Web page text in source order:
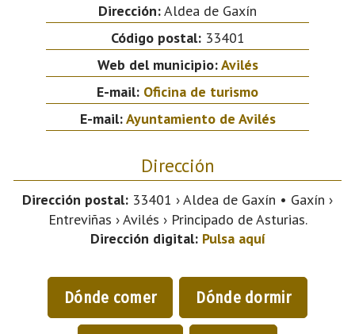
Dirección:Aldea de Gaxín
Código postal:33401
Web del municipio:Avilés
E-mail: Oficina de turismo
E-mail:Ayuntamiento de Avilés
Dirección
Dirección postal: 33401 › Aldea de Gaxín • Gaxín ›
Entreviñas › Avilés › Principado de Asturias.
Dirección digital: Pulsa aquí
Dónde comer Dónde dormir